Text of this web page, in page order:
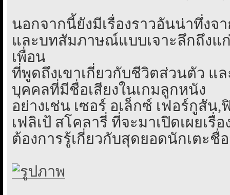
นอกจากนี้ยังมีเรื่องราวอันน่าทึ่งจ
และบทสัมภาษณ์แบบเจาะลึกถึงแ
เพื่อน
ที่พูดถึงเขาเกี่ยวกับชีวิตส่วนตัว แ
บุคคลที่มีชื่อเสียงในเกมลูกหนัง
อย่างเช่น เซอร์ อเล็กซ์ เฟอร์กูสัน
เฟลิเป้ สโคลารี่ ที่จะมาเปิดเผยเ
ต้องการรู้เกี่ยวกับสุดยอดนักเตะชื่